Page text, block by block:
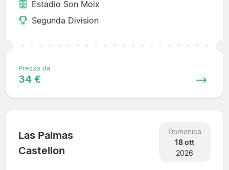
Estadio Son Moix
Segunda Division
Prezzo da
34 €
Las Palmas
Castellon
Domenica
18 ott
2026